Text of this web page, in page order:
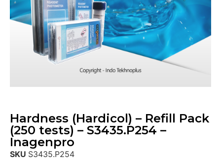
Hardness (Hardicol) – Refill Pack
(250 tests) – S3435.P254 –
Inagenpro
SKU S3435.P254